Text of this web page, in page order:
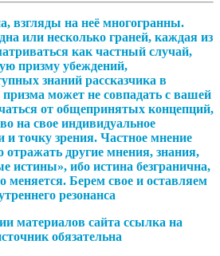
взгляды на неё многогранны.
или несколько граней, каждая из
как частный случай,
призму убеждений,
знаний рассказчика в
может не совпадать с вашей
от общепринятых концепций,
на свое индивидуальное
и точку зрения. Частное мнение
отражать другие мнения, знания,
истины», ибо истина безгранична,
меняется. Берем свое и оставляем
резонанса
материалов сайта ссылка на
обязательна